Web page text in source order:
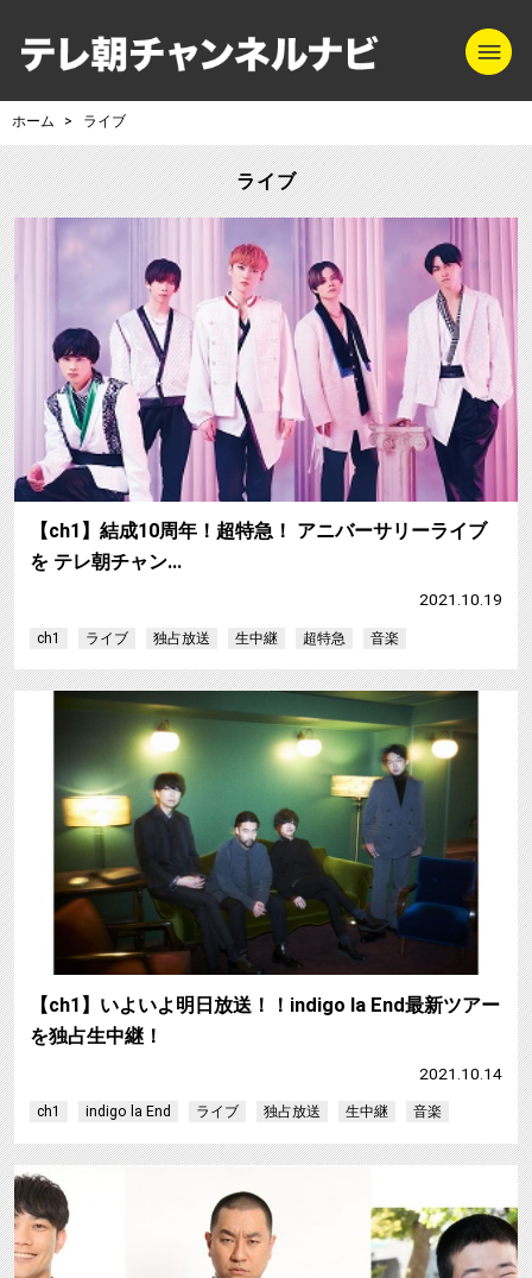
テレ朝チャンネ
ホーム ライブ
ライブ
【ch1】結成10周年！超特急！ アニバーサリーライブ
を テレ朝チャン…
2021.10.19
ch1 ライブ 独占放送 生中継 超特急 音楽
【ch1】いよいよ明日放送！！indigo la End最新ツアー
を独占生中継！
2021.10.14
ch1 indigo la End ライブ 独占放送 生中継 音楽